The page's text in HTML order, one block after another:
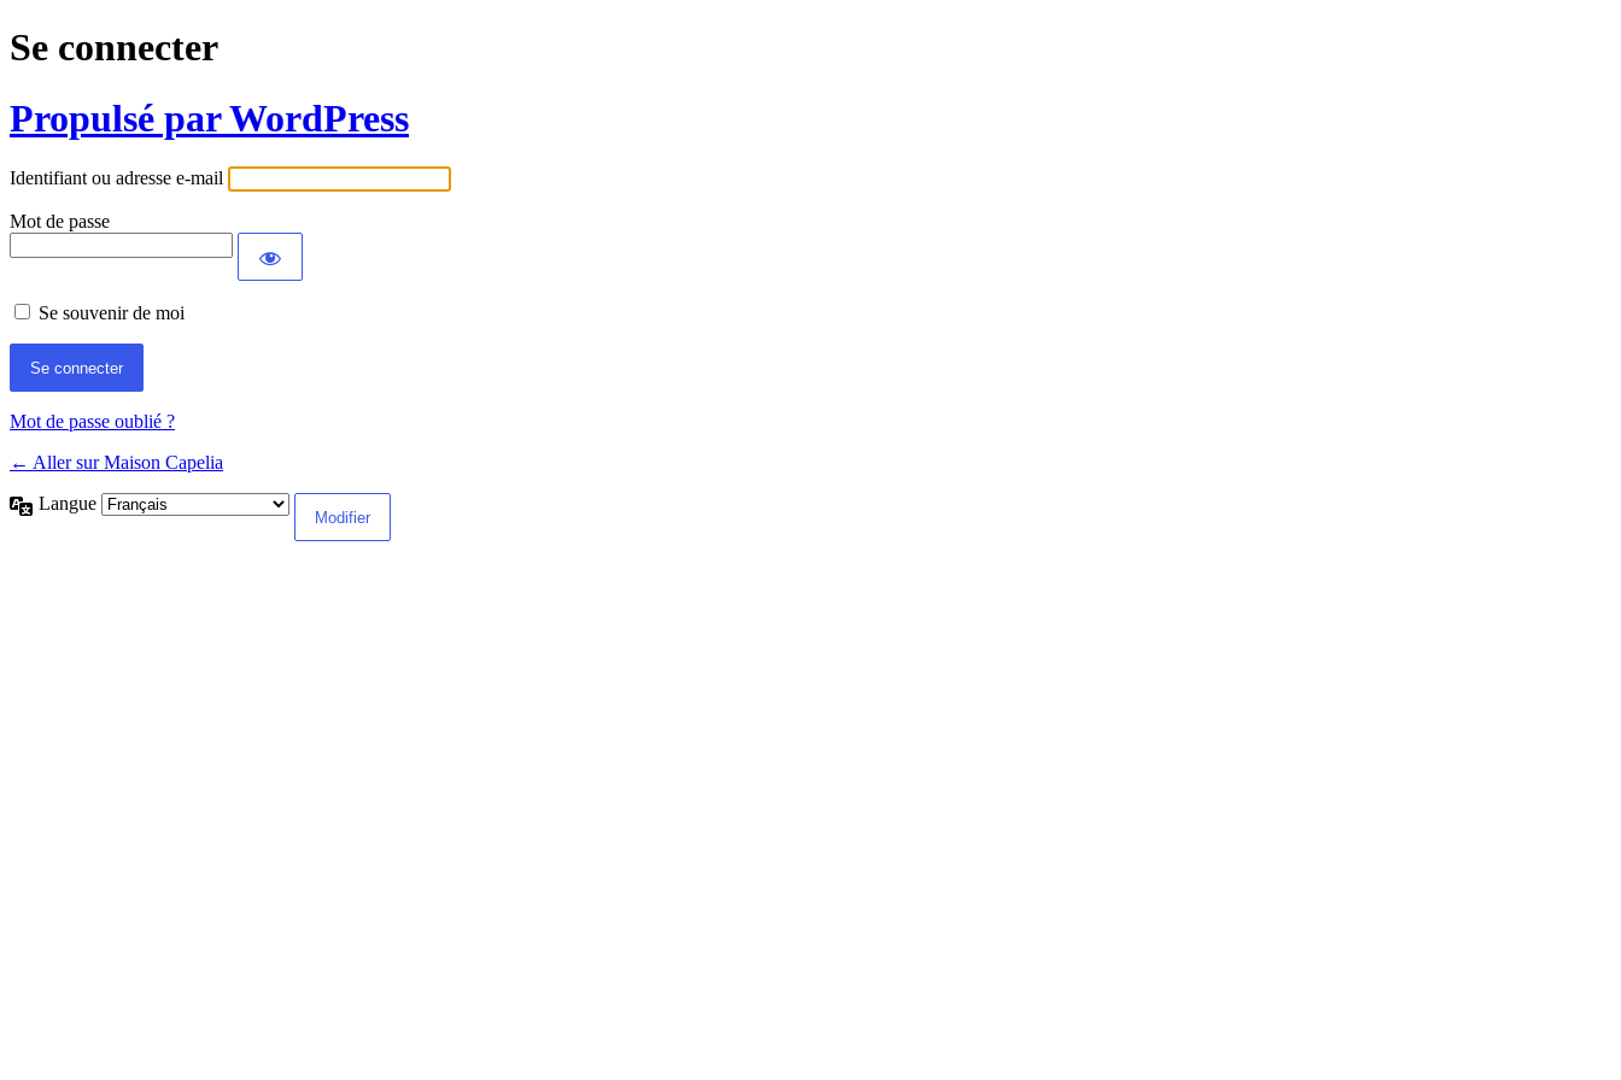
Se connecter
Propulsé par WordPress
Identifiant ou adresse e-mail
Mot de passe
Se souvenir de moi
Mot de passe oublié ?
← Aller sur Maison Capelia
Langue